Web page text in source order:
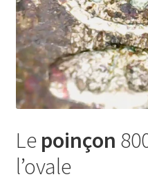
Le poinçon
l’ovale